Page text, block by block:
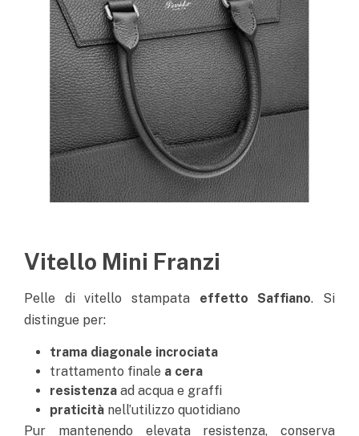
Vitello Mini Franzi
Pelle di vitello stampata effetto Saffiano. Si
distingue per:
trama diagonale incrociata
trattamento finale a cera
resistenza ad acqua e graffi
praticità nell’utilizzo quotidiano
Pur mantenendo elevata resistenza, conserva